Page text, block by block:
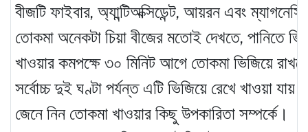
বীজটি ফাইবার, অ্যান্টিঅক্সিডেন্ট, আয়রন এবং
তোকমা অনেকটা চিয়া বীজের মতোই দেখতে, পানিতে
খাওয়ার কমপক্ষে ৩০ মিনিট আগে তোকমা ভিজিয়ে
সর্বোচ্চ দুই ঘণ্টা পর্যন্ত এটি ভিজিয়ে রেখে খাওয়া যায়।
জেনে নিন তোকমা খাওয়ার কিছু উপকারিতা সম্পর্কে।